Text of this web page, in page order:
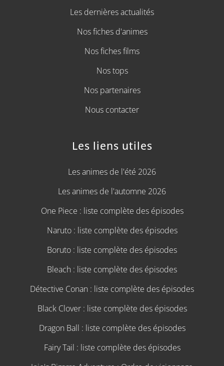
Les dernières actualités
Nos fiches d'animes
Nos fiches films
Nos tops
Nos partenaires
Nous contacter
Les liens utiles
Les animes de l'été 2026
Les animes de l'automne 2026
One Piece : liste complète des épisodes
Naruto : liste complète des épisodes
Boruto : liste complète des épisodes
Bleach : liste complète des épisodes
Détective Conan : liste complète des épisodes
Black Clover : liste complète des épisodes
Dragon Ball : liste complète des épisodes
Fairy Tail : liste complète des épisodes